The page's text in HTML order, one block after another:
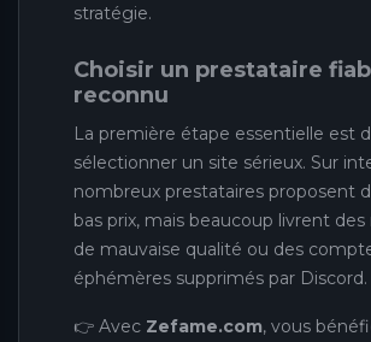
stratégie.
Choisir un prestataire
reconnu
La première étape essentielle est
sélectionner un site sérieux. Sur
nombreux prestataires proposent
bas prix, mais beaucoup livrent
de mauvaise qualité ou des
éphémères supprimés par Discord.
👉 Avec Zefame.com, vous